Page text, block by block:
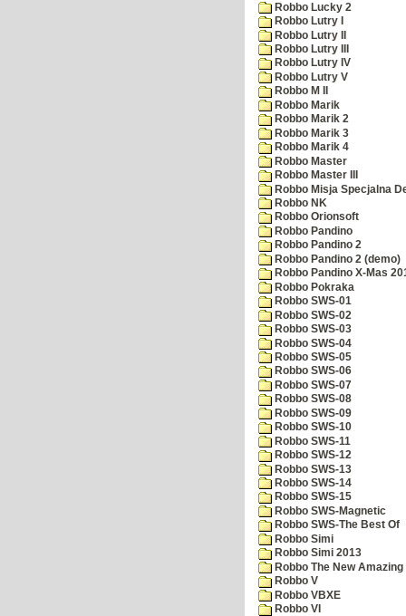
Robbo Lucky 2
Robbo Lutry I
Robbo Lutry II
Robbo Lutry III
Robbo Lutry IV
Robbo Lutry V
Robbo M II
Robbo Marik
Robbo Marik 2
Robbo Marik 3
Robbo Marik 4
Robbo Master
Robbo Master III
Robbo Misja Specjalna
Robbo NK
Robbo Orionsoft
Robbo Pandino
Robbo Pandino 2
Robbo Pandino 2 (demo)
Robbo Pandino X-Mas
Robbo Pokraka
Robbo SWS-01
Robbo SWS-02
Robbo SWS-03
Robbo SWS-04
Robbo SWS-05
Robbo SWS-06
Robbo SWS-07
Robbo SWS-08
Robbo SWS-09
Robbo SWS-10
Robbo SWS-11
Robbo SWS-12
Robbo SWS-13
Robbo SWS-14
Robbo SWS-15
Robbo SWS-Magnetic
Robbo SWS-The Best Of
Robbo Simi
Robbo Simi 2013
Robbo The New
Robbo V
Robbo VBXE
Robbo VI